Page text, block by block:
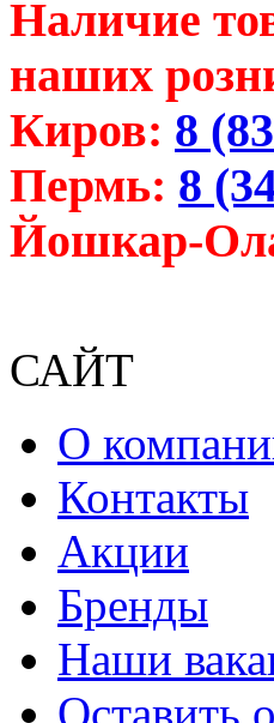
Наличие
наших
Киров: 8
Пермь: 8
Йошкар-
САЙТ
О
Контакты
Акции
Бренды
Наши
Оставить